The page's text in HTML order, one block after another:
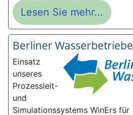
Lesen Sie mehr...
Berliner Wasserbetriebe
Einsatz
unseres
Prozessleit-
und
Simulationssystems WinErs für